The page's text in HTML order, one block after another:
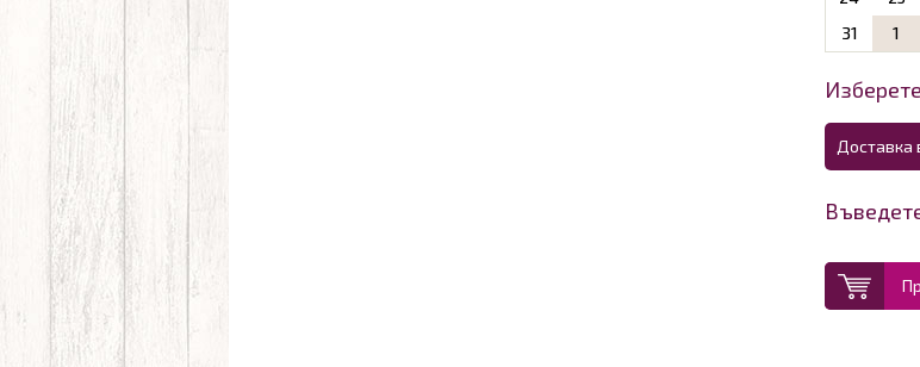
31
1
Доставка